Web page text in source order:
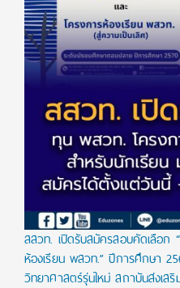
สสวท. เปิดรับสมัครสอบคัดเลือก
ห้องเรียน พสวท.” ปีการศึกษา
วิทยาศาสตร์รุ่นใหม่ สถาบันส่งเส